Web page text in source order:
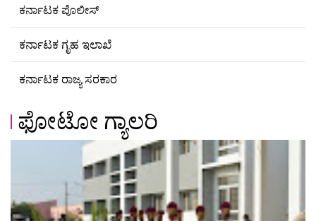
ಕರ್ನಾಟಕ ಪೊಲೀಸ್
ಕರ್ನಾಟಕ ಗೃಹ ಇಲಾಖೆ
ಕರ್ನಾಟಕ ರಾಜ್ಯ ಸರಕಾರ
ಫೋಟೋ ಗ್ಯಾಲರಿ